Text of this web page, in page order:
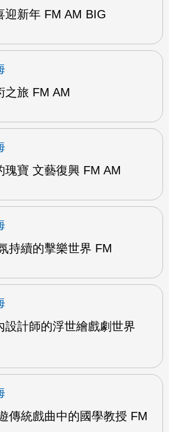
迎新年 FM AM BIG
之旅 FM AM
瑰寶 文藝復興 FM AM
持續的擊樂世界 FM
設計師的浮世繪戲劇世界
傳統戲曲中的國學教授 FM